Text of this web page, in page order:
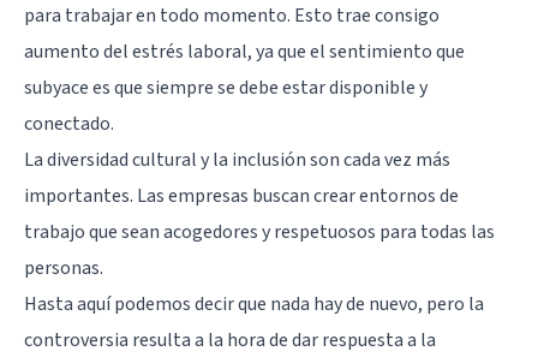
para trabajar en todo momento. Esto trae consigo
aumento del estrés laboral, ya que el sentimiento que
subyace es que siempre se debe estar disponible y
conectado.
La diversidad cultural y la inclusión son cada vez más
importantes. Las empresas buscan crear entornos de
trabajo que sean acogedores y respetuosos para todas las
personas.
Hasta aquí podemos decir que nada hay de nuevo, pero la
controversia resulta a la hora de dar respuesta a la